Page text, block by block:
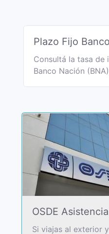
Plazo Fijo
Consultá la tasa de
Banco Nación
OSDE
Si viajas al exterior